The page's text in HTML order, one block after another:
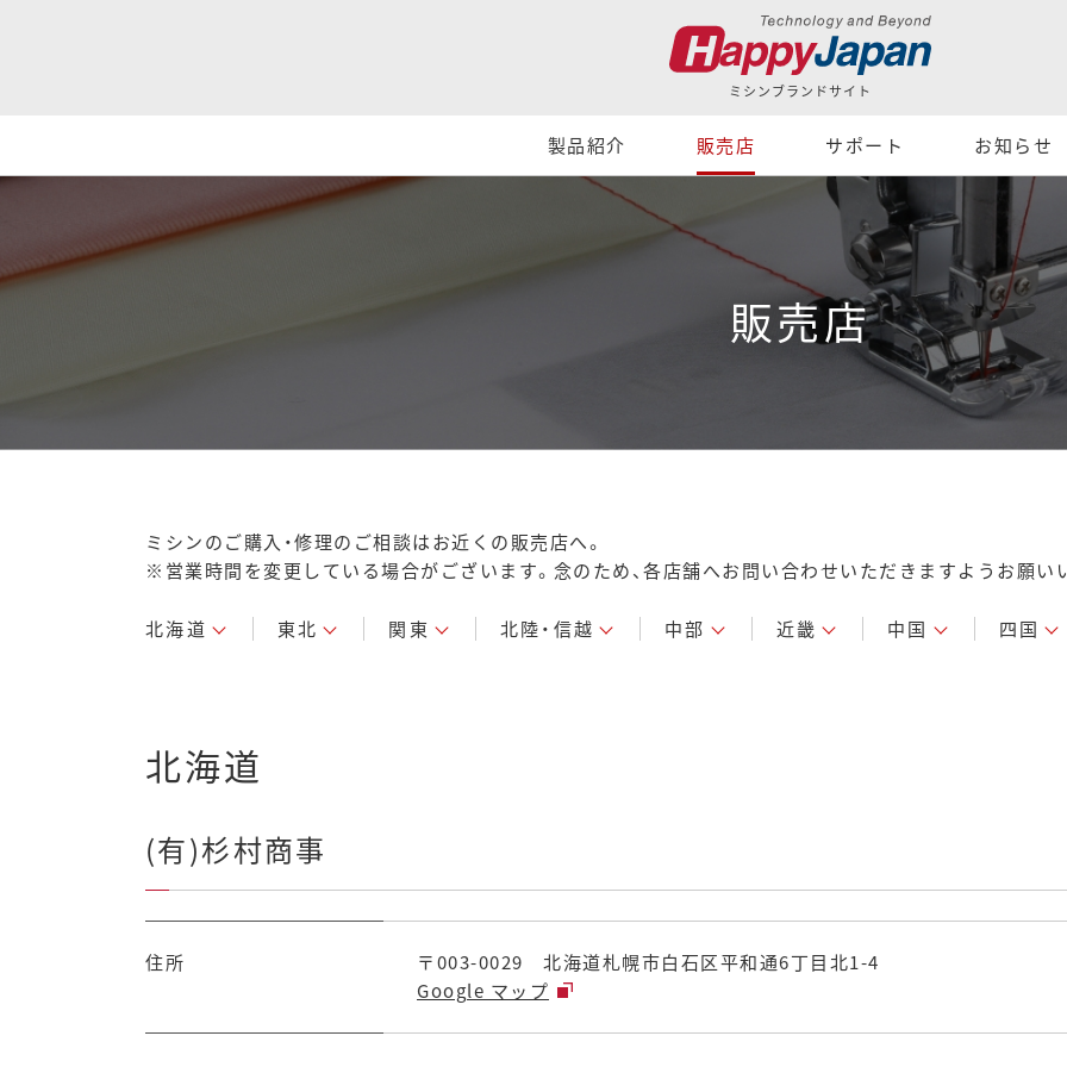
ミシンブランドサイト
製品紹介 販売店 サポート お知らせ
販売店
ミシンのご購入・修理のご相談はお近くの販売店へ。
※営業時間を変更している場合がございます。念のため、各店舗へお問い合わせいただきますようお願い
北海道 東北 関東 北陸・信越 中部 近畿 中国 四国
北海道
(有)杉村商事
住所
〒003-0029 北海道札幌市白石区平和通6丁目北1-4
Google マップ